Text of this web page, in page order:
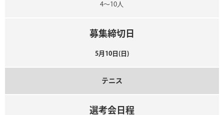
4～10人
募集締切日
5月10日(日)
テニス
選考会日程